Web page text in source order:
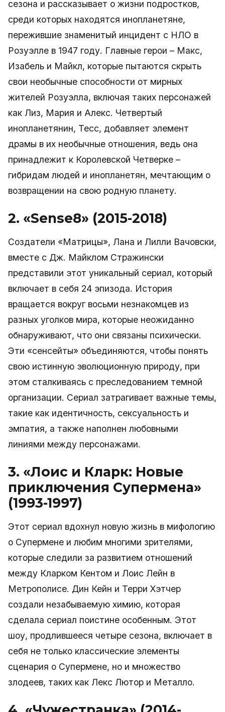
сезона и рассказывает о жизни подростков,
среди которых находятся инопланетяне,
пережившие знаменитый инцидент с НЛО в
Розуэлле в 1947 году. Главные герои – Макс,
Изабель и Майкл, которые пытаются скрыть
свои необычные способности от мирных
жителей Розуэлла, включая таких персонажей
как Лиз, Мария и Алекс. Четвертый
инопланетянин, Тесс, добавляет элемент
драмы в их необычные отношения, ведь она
принадлежит к Королевской Четверке –
гибридам людей и инопланетян, мечтающим о
возвращении на свою родную планету.
2. «Sense8» (2015-2018)
Создатели «Матрицы», Лана и Лилли Вачовски,
вместе с Дж. Майклом Стражински
представили этот уникальный сериал, который
включает в себя 24 эпизода. История
вращается вокруг восьми незнакомцев из
разных уголков мира, которые неожиданно
обнаруживают, что они связаны психически.
Эти «сенсейты» объединяются, чтобы понять
свою истинную эволюционную природу, при
этом сталкиваясь с преследованием темной
организации. Сериал затрагивает важные темы,
такие как идентичность, сексуальность и
эмпатия, а также наполнен любовными
линиями между персонажами.
3. «Лоис и Кларк: Новые
приключения Супермена»
(1993-1997)
Этот сериал вдохнул новую жизнь в мифологию
о Супермене и любим многими зрителями,
которые следили за развитием отношений
между Кларком Кентом и Лоис Лейн в
Метрополисе. Дин Кейн и Терри Хэтчер
создали незабываемую химию, которая
сделала сериал поистине особенным. Этот
шоу, продлившееся четыре сезона, включает в
себя не только классические элементы
сценария о Супермене, но и множество
злодеев, таких как Лекс Лютор и Металло.